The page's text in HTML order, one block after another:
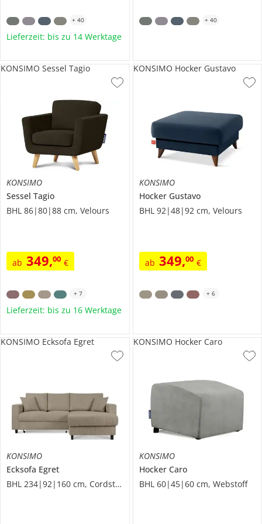
+ 40
Lieferzeit: bis zu 14 Werktage
+ 40
KONSIMO
Sessel Tagio
BHL 86|80|88 cm, Velours
ab 349,00 €
KONSIMO Sessel Tagio
+ 7
Lieferzeit: bis zu 16 Werktage
KONSIMO
Hocker Gustavo
BHL 92|48|92 cm, Velours
ab 349,00 €
KONSIMO Hocker Gustavo
+ 6
KONSIMO
Ecksofa Egret
BHL 234|92|160 cm, Cordstoff
KONSIMO Ecksofa Egret
KONSIMO
Hocker Caro
BHL 60|45|60 cm, Webstoff
KONSIMO Hocker Caro